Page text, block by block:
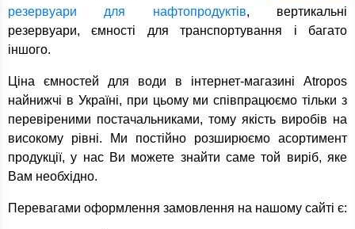
резервуари для нафтопродуктів, вертикальні
резервуари, ємності для транспортування і багато
іншого.
Ціна ємностей для води в інтернет-магазині Atropos
найнижчі в Україні, при цьому ми співпрацюємо тільки з
перевіреними постачальниками, тому якість виробів на
високому рівні. Ми постійно розширюємо асортимент
продукції, у нас Ви можете знайти саме той виріб, яке
Вам необхідно.
Перевагами оформлення замовлення на нашому сайті є: